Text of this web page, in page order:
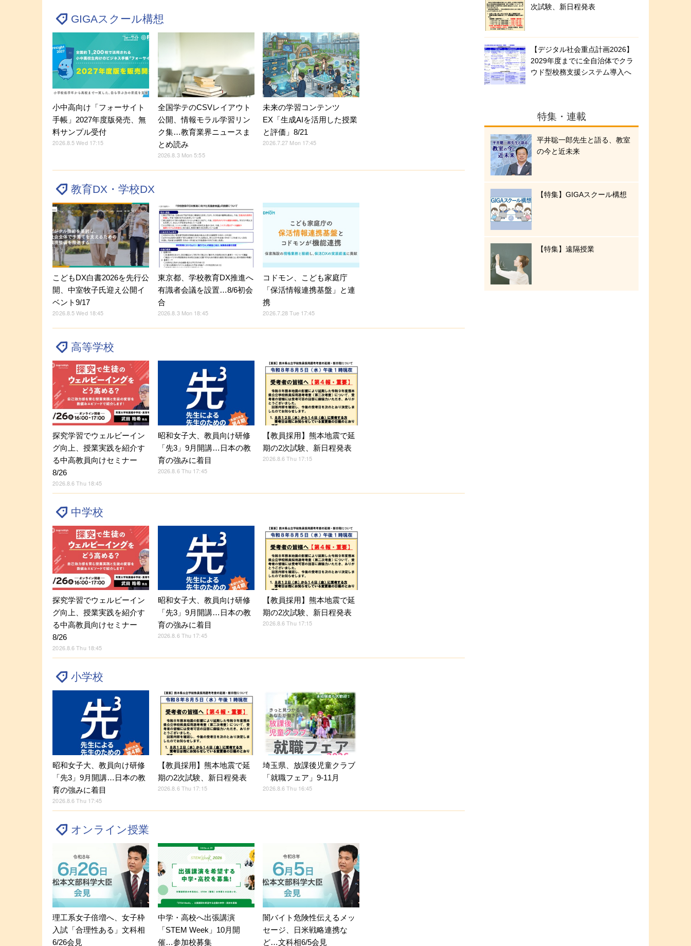
GIGAスクール構想
小中高向け「フォーサイト
手帳」2027年度版発売、無
料サンプル受付
2026.8.5 Wed 17:15
全国学テのCSVレイアウト
公開、情報モラル学習リン
ク集…教育業界ニュースま
とめ読み
2026.8.3 Mon 5:55
未来の学習コンテンツ
EX「生成AIを活用した授業
と評価」8/21
2026.7.27 Mon 17:45
教育DX・学校DX
こどもDX白書2026を先行公
開、中室牧子氏迎え公開イ
ベント9/17
2026.8.5 Wed 18:45
東京都、学校教育DX推進へ
有識者会議を設置…8/6初会
合
2026.8.3 Mon 18:45
コドモン、こども家庭庁
「保活情報連携基盤」と連
携
2026.7.28 Tue 17:45
高等学校
探究学習でウェルビーイン
グ向上、授業実践を紹介す
る中高教員向けセミナー
8/26
2026.8.6 Thu 18:45
昭和女子大、教員向け研修
「先3」9月開講…日本の教
育の強みに着目
2026.8.6 Thu 17:45
【教員採用】熊本地震で延
期の2次試験、新日程発表
2026.8.6 Thu 17:15
中学校
探究学習でウェルビーイン
グ向上、授業実践を紹介す
る中高教員向けセミナー
8/26
2026.8.6 Thu 18:45
昭和女子大、教員向け研修
「先3」9月開講…日本の教
育の強みに着目
2026.8.6 Thu 17:45
【教員採用】熊本地震で延
期の2次試験、新日程発表
2026.8.6 Thu 17:15
小学校
昭和女子大、教員向け研修
「先3」9月開講…日本の教
育の強みに着目
2026.8.6 Thu 17:45
【教員採用】熊本地震で延
期の2次試験、新日程発表
2026.8.6 Thu 17:15
埼玉県、放課後児童クラブ
「就職フェア」9-11月
2026.8.6 Thu 16:45
オンライン授業
理工系女子倍増へ、女子枠
入試「合理性ある」文科相
6/26会見
中学・高校へ出張講演
「STEM Week」10月開
催…参加校募集
闇バイト危険性伝えるメッ
セージ、日米戦略連携な
ど…文科相6/5会見
次試験、新日程発表
【デジタル社会重点計画2026】
2029年度までに全自治体でクラ
ウド型校務支援システム導入へ
特集・連載
平井聡一郎先生と語る、教室
の今と近未来
【特集】GIGAスクール構想
【特集】遠隔授業